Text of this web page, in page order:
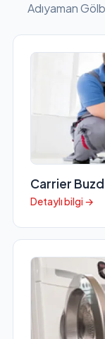
Adıyaman
Carrier
Detaylı bilgi →